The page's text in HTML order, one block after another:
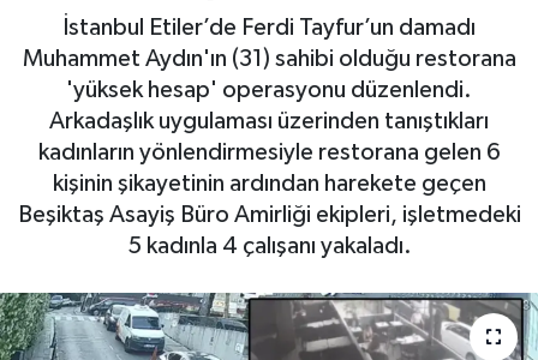
İstanbul Etiler’de Ferdi Tayfur’un damadı
Muhammet Aydın'ın (31) sahibi olduğu restorana
'yüksek hesap' operasyonu düzenlendi.
Arkadaşlık uygulaması üzerinden tanıştıkları
kadınların yönlendirmesiyle restorana gelen 6
kişinin şikayetinin ardından harekete geçen
Beşiktaş Asayiş Büro Amirliği ekipleri, işletmedeki
5 kadınla 4 çalışanı yakaladı.
Kültür Sanat
Magazin
Manşet Altı
Resmi İlan